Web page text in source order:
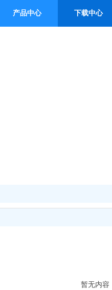
产品中心 下载中心
暂无内容